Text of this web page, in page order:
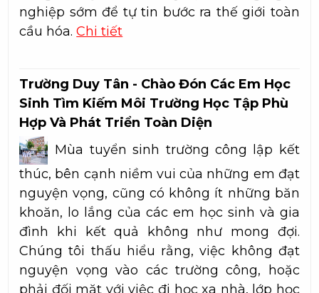
nghiệp sớm để tự tin bước ra thế giới toàn
cầu hóa.Chi tiết
Trường Duy Tân - Chào Đón Các Em Học
Sinh Tìm Kiếm Môi Trường Học Tập Phù
Hợp Và Phát Triển Toàn Diện
Mùa tuyển sinh trường công lập kết
thúc, bên cạnh niềm vui của những em đạt
nguyện vọng, cũng có không ít những băn
khoăn, lo lắng của các em học sinh và gia
đình khi kết quả không như mong đợi.
Chúng tôi thấu hiểu rằng, việc không đạt
nguyện vọng vào các trường công, hoặc
phải đối mặt với việc đi học xa nhà, lớp học